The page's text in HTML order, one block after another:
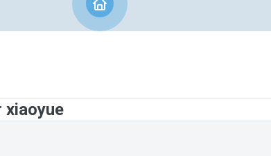
xiaoyue